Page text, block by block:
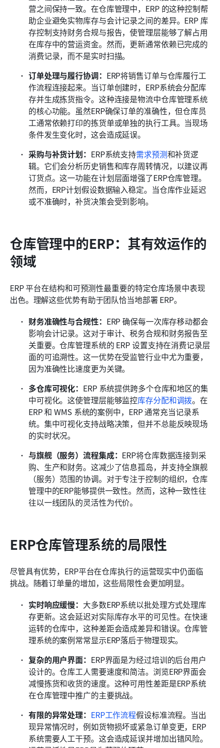
营之间保持一致。在仓库管理中，ERP 的这种控制帮
助企业避免实物库存与会计记录之间的差异。ERP 库
存控制支持财务合规与报告，使管理层能够了解占用
在库存中的营运资金。然而，更新通常依赖已完成的
消费记录，而不是实时扫描。
订单处理与履行协调： ERP将销售订单与仓库履行工
作流程连接起来。当订单创建时，ERP系统会分配库
存并生成拣货指令。这种连接是物流中仓库管理系统
的核心功能。虽然ERP确保订单的准确性，但仓库员
工通常依赖打印的拣货单或单独的执行工具。当现场
条件发生变化时，这会造成延误。
采购与补货计划： ERP系统支持需求预测和补货逻
辑。它们会分析历史销售和库存周转情况，以建议再
订货点。这一功能在计划层面增强了ERP仓库管理。
然而，ERP计划假设数据输入稳定。当仓库作业延迟
或不准确时，补货决策会受到影响。
仓库管理中的ERP：其有效运作的
领域
ERP 平台在结构和可预测性最重要的特定仓库场景中表现
出色。理解这些优势有助于团队恰当地部署 ERP。
财务准确性与合规性： ERP 确保每一次库存移动都会
影响会计记录。这对于审计、税务合规和财务报告至
关重要。仓库管理系统的 ERP 设置支持在消费记录层
面的可追溯性。这一优势在受监管行业中尤为重要，
因为准确性比速度更为关键。
多仓库可视化： ERP 系统提供跨多个仓库和地区的集
中可视化。这使管理层能够监控库存分配和调拨。在
ERP 和 WMS 系统的案例中，ERP 通常充当记录系
统。集中可视化支持战略决策，但并不总能反映现场
的实时状况。
与旗舰（服务）流程集成： ERP将仓库数据连接到采
购、生产和财务。这减少了信息孤岛，并支持全旗舰
（服务）范围的协调。对于专注于控制的组织，仓库
管理中的ERP能够提供一致性。然而，这种一致性往
往以一线团队的灵活性为代价。
ERP仓库管理系统的局限性
尽管具有优势，ERP平台在仓库执行的运营现实中仍面临
挑战。随着订单量的增加，这些局限性会更加明显。
实时响应缓慢： 大多数ERP系统以批处理方式处理库
存更新。这会延迟对实际库存水平的可见性。在快速
运转的仓库中，这种差距会造成差异和错误。仓库管
理系统的案例常常显示ERP落后于物理现实。
复杂的用户界面： ERP界面是为经过培训的后台用户
设计的。仓库工人需要速度和简洁。浏览ERP界面会
减慢拣货和收货的速度。这种可用性差距是ERP系统
在仓库管理中推广的主要挑战。
有限的异常处理： ERP工作流程假设标准流程。当出
现异常情况时，例如货物损坏或紧急订单变更，ERP
系统需要人工干预。这会造成延误并增加出错风险。